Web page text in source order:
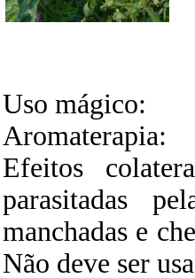
Uso mágico:
Aromaterapia:
Efeitos
parasitadas
manchadas e
Não deve ser